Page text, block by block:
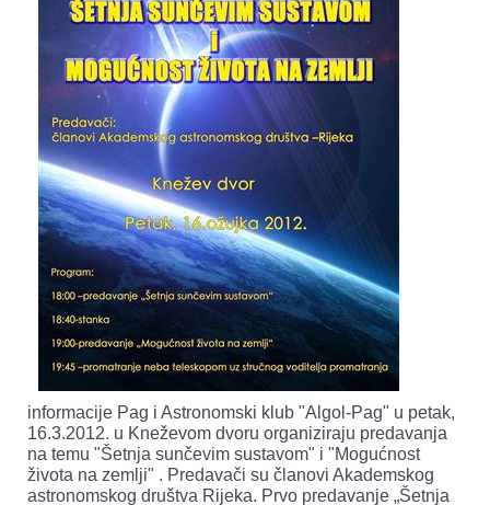
informacije Pag i Astronomski klub "Algol-Pag" u petak,
16.3.2012. u Kneževom dvoru organiziraju predavanja
na temu "Šetnja sunčevim sustavom" i "Mogućnost
života na zemlji" . Predavači su članovi Akademskog
astronomskog društva Rijeka. Prvo predavanje „Šetnja